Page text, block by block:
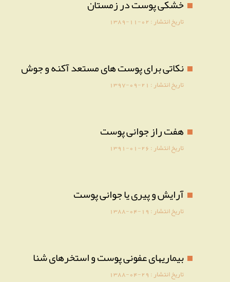
خشکی پوست در زمستان
تاریخ انتشار :1389-11-02
نکاتی برای پوست های مستعد آکنه و جوش
تاریخ انتشار : 1397-09-21
هفت راز جوانی پوست
تاریخ انتشار :1391-01-26
آرایش و پیری یا جوانی پوست
تاریخ انتشار :1388-04-19
بیماریهای عفونی پوست و استخرهای شنا
تاریخ انتشار :1388-04-29